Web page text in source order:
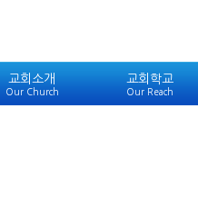
교회소개
Our Church
교회학교
Our Reach